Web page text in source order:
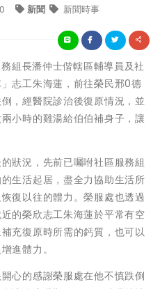
新聞 新聞時事
組長潘仲士偕轄區輔導員及社
志工朱海蓮，前往榮民邢0德
，經醫院診治後復原情況，並
小時的雞湯給伯伯補身子，讓
狀況，先前已囑咐社區服務組
生活起居，盡全力協助生活所
復以往的體力。榮服處也透過
的榮欣志工朱海蓮於平常有空
充復原時所需的鈣質，也可以
進體力。
心的感謝榮服處在他不慎跌倒